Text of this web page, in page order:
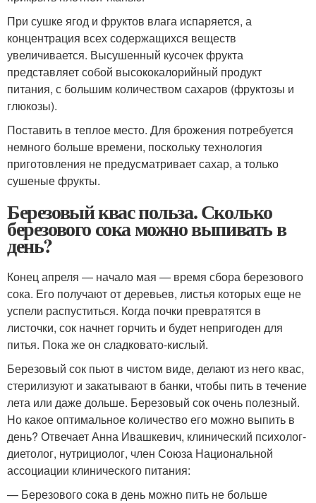
При сушке ягод и фруктов влага испаряется, а
концентрация всех содержащихся веществ
увеличивается. Высушенный кусочек фрукта
представляет собой высококалорийный продукт
питания, с большим количеством сахаров (фруктозы и
глюкозы).
Поставить в теплое место. Для брожения потребуется
немного больше времени, поскольку технология
приготовления не предусматривает сахар, а только
сушеные фрукты.
Березовый квас польза. Сколько
березового сока можно выпивать в
день?
Конец апреля — начало мая — время сбора березового
сока. Его получают от деревьев, листья которых еще не
успели распуститься. Когда почки превратятся в
листочки, сок начнет горчить и будет непригоден для
питья. Пока же он сладковато-кислый.
Березовый сок пьют в чистом виде, делают из него квас,
стерилизуют и закатывают в банки, чтобы пить в течение
лета или даже дольше. Березовый сок очень полезный.
Но какое оптимальное количество его можно выпить в
день? Отвечает Анна Ивашкевич, клинический психолог-
диетолог, нутрициолог, член Союза Национальной
ассоциации клинического питания:
— Березового сока в день можно пить не больше